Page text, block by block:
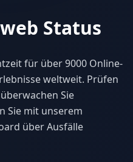
Status
für über 9000 Online-
weltweit. Prüfen
Sie
Sie mit unserem
über Ausfälle